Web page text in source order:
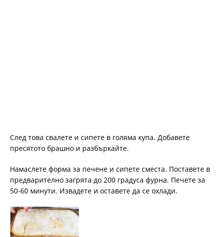
След това свалете и сипете в голяма купа. Добавете
пресятото брашно и разбъркайте.
Намаслете форма за печене и сипете сместа. Поставете в
предварително загрята до 200 градуса фурна. Печете за
50-60 минути. Извадете и оставете да се охлади.